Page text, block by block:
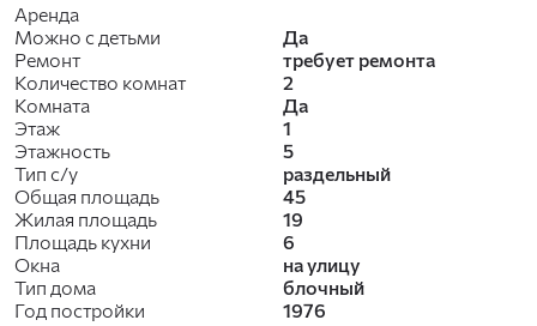
Аренда
Можно с детьми
Да
Ремонт
требует ремонта
Количество комнат
2
Комната
Да
Этаж
1
Этажность
5
Тип с/у
раздельный
Общая площадь
45
Жилая площадь
19
Площадь кухни
6
Окна
на улицу
Тип дома
блочный
Год постройки
1976